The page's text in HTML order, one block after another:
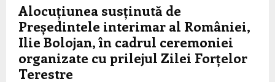
Alocuțiunea susținută de
Președintele interimar al României,
Ilie Bolojan, în cadrul ceremoniei
organizate cu prilejul Zilei Forțelor
Terestre